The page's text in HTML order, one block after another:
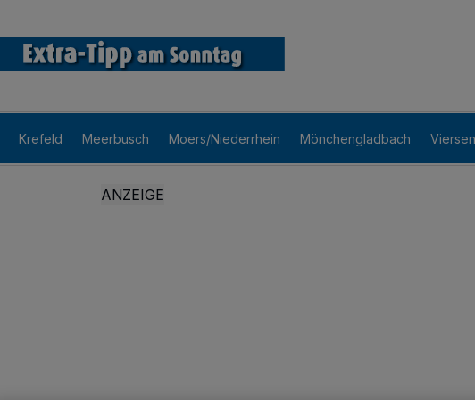
Krefeld Meerbusch Moers/Niederrhein Mönchengladbach Viersen